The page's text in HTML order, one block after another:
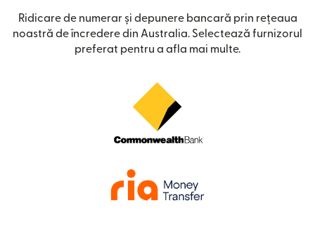
Ridicare de numerar și depunere bancară prin rețeaua
noastră de încredere din Australia. Selectează furnizorul
preferat pentru a afla mai multe.